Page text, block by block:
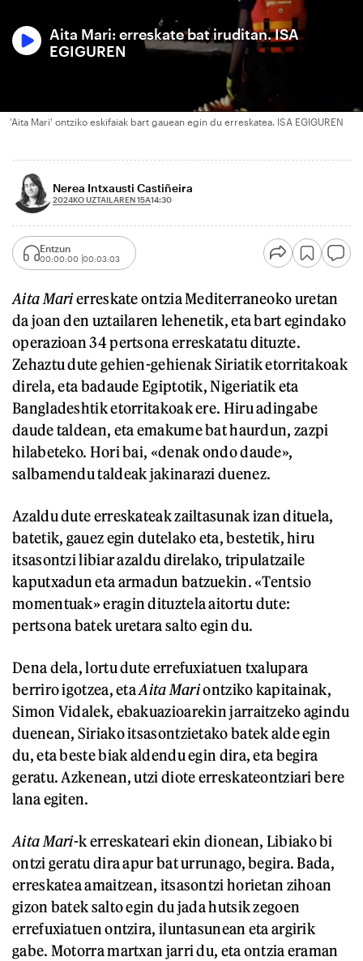
Aita Mari: erreskate bat iruditan. ISA
EGIGUREN
'Aita Mari' ontziko eskifaiak bart gauean egin du erreskatea. ISA EGIGUREN
Nerea Intxausti Castiñeira
2024KO UZTAILAREN 15A14:30
Entzun
00:00:00 00:03:03
Aita Marierreskate ontzia Mediterraneoko uretan
da joan den uztailaren lehenetik, eta bart egindako
operazioan 34 pertsona erreskatatu dituzte.
Zehaztu dute gehien-gehienak Siriatik etorritakoak
direla, eta badaude Egiptotik, Nigeriatik eta
Bangladeshtik etorritakoak ere. Hiru adingabe
daude taldean, eta emakume bat haurdun, zazpi
hilabeteko. Hori bai, «denak ondo daude»,
salbamendu taldeak jakinarazi duenez.
Azaldu dute erreskateak zailtasunak izan dituela,
batetik, gauez egin dutelako eta, bestetik, hiru
itsasontzi libiar azaldu direlako, tripulatzaile
kaputxadun eta armadun batzuekin. «Tentsio
momentuak» eragin dituztela aitortu dute:
pertsona batek uretara salto egin du.
Dena dela, lortu dute errefuxiatuen txalupara
berriro igotzea, etaAita Mariontziko kapitainak,
Simon Vidalek, ebakuazioarekin jarraitzeko agindu
duenean, Siriako itsasontzietako batek alde egin
du, eta beste biak aldendu egin dira, eta begira
geratu. Azkenean, utzi diote erreskateontziari bere
lana egiten.
Aita Mari-k erreskateari ekin dionean, Libiako bi
ontzi geratu dira apur bat urrunago, begira. Bada,
erreskatea amaitzean, itsasontzi horietan zihoan
gizon batek salto egin du jada hutsik zegoen
errefuxiatuen ontzira, iluntasunean eta argirik
gabe. Motorra martxan jarri du, eta ontzia eraman